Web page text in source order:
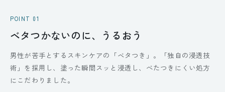
POINT 01
ベタつかないのに、うるおう
男性が苦手とするスキンケアの「ベタつき」。「独自の浸透技
術」を採用し、塗った瞬間スッと浸透し、べたつきにくい処方
にこだわりました。